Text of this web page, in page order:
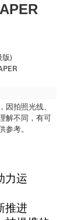
版)
因拍照光线、
解不同，有可
参考。
力运
推进